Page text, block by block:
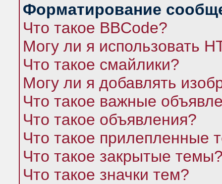
Форматирование
Что такое BBCode?
Могу ли я использовать
Что такое смайлики?
Могу ли я добавлять
Что такое важные
Что такое объявления?
Что такое прилепленные
Что такое закрытые
Что такое значки тем?